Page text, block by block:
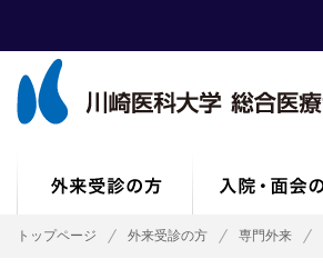
トップページ 外来受診の方 専門外来